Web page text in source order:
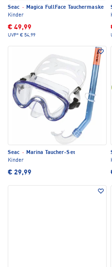
Seac · Magica FullFace Tauchermaske
Kinder
€ 49,99
UVP* € 54,99
Seac · Marina Taucher-Set
Kinder
€ 29,99